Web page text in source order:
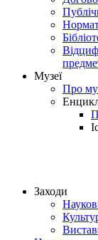
Музеї
Про
Заходи